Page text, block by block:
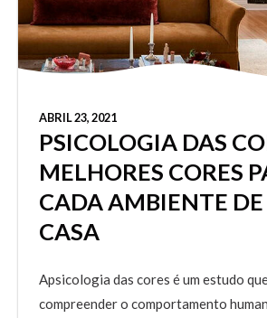
ABRIL 23, 2021
PSICOLOGIA DAS
MELHORES CORES
CADA AMBIENTE DE
CASA
Apsicologia das cores é um estudo
compreender o comportamento